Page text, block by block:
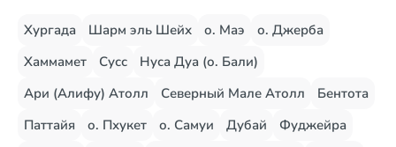
Хургада Шарм эль Шейх о. Маэ
о. Джерба
Хаммамет
Сусс
Нуса Дуа (о. Бали)
Ари (Алифу) Атолл
Северный Мале Атолл
Бентота
Паттайя
о. Пхукет о. Самуи Дубай
Фуджейра